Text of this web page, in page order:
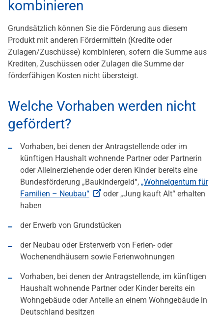
kombinieren
Grundsätzlich können Sie die Förderung aus diesem
Produkt mit anderen Fördermitteln (Kredite oder
Zulagen/Zuschüsse) kombinieren, sofern die Summe aus
Krediten, Zuschüssen oder Zulagen die Summe der
förderfähigen Kosten nicht übersteigt.
Welche Vorhaben werden nicht
gefördert?
Vorhaben, bei denen der Antragstellende oder im
künftigen Haushalt wohnende Partner oder Partnerin
oder Alleinerziehende oder deren Kinder bereits eine
Bundesförderung „Baukindergeld“, „Wohneigentum für
Familien – Neubau“
oder „Jung kauft Alt“ erhalten
haben
der Erwerb von Grundstücken
der Neubau oder Ersterwerb von Ferien- oder
Wochenendhäusern sowie Ferienwohnungen
Vorhaben, bei denen der Antragstellende, im künftigen
Haushalt wohnende Partner oder Kinder bereits ein
Wohngebäude oder Anteile an einem Wohngebäude in
Deutschland besitzen